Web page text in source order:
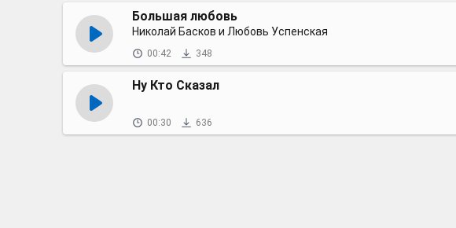
Большая любовь
Николай Басков и Любовь Успенская
00:42 348
Ну Кто Сказал
00:30 636